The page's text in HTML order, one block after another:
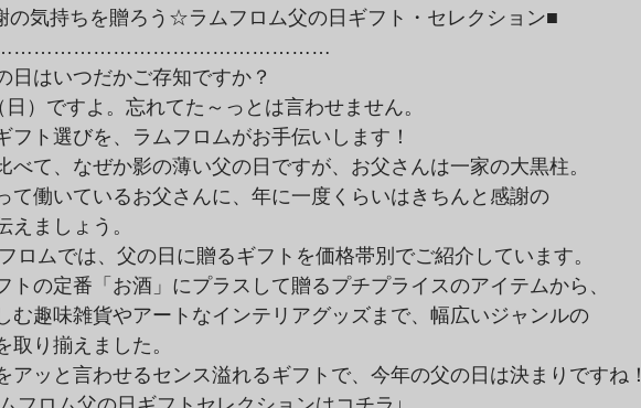
日はいつだかご存知ですか？
）ですよ。忘れてた～っとは言わせません。
フト選びを、ラムフロムがお手伝いします！
べて、なぜか影の薄い父の日ですが、お父さんは一家の大黒柱。
て働いているお父さんに、年に一度くらいはきちんと感謝の
えましょう。
トの定番「お酒」にプラスして贈るプチプライスのアイテムから、
む趣味雑貨やアートなインテリアグッズまで、幅広いジャンルの
取り揃えました。
アッと言わせるセンス溢れるギフトで、今年の父の日は決まりですね！